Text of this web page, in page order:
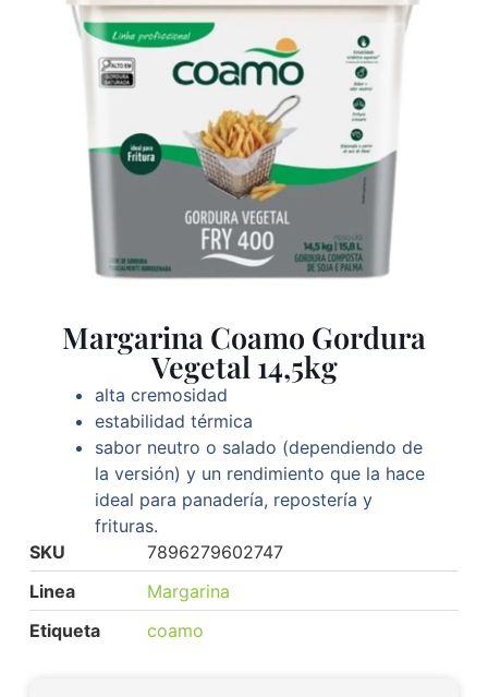
Margarina Coamo Gordura
Vegetal 14,5kg
alta cremosidad
estabilidad térmica
sabor neutro o salado (dependiendo de
la versión) y un rendimiento que la hace
ideal para panadería, repostería y
frituras.
SKU
7896279602747
Linea
Margarina
Etiqueta
coamo